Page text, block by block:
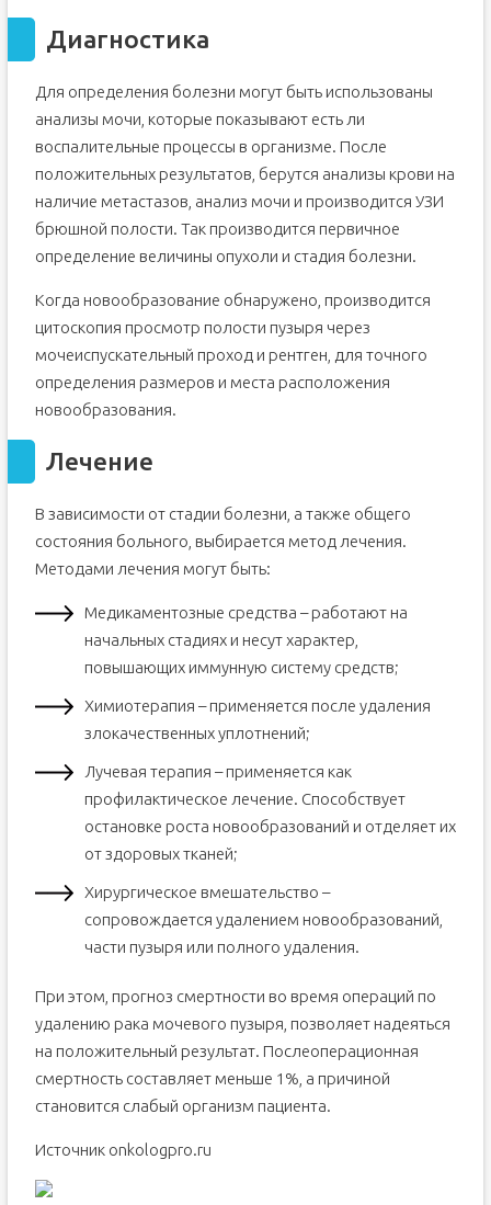
Диагностика
Для определения болезни могут быть использованы
анализы мочи, которые показывают есть ли
воспалительные процессы в организме. После
положительных результатов, берутся анализы крови на
наличие метастазов, анализ мочи и производится УЗИ
брюшной полости. Так производится первичное
определение величины опухоли и стадия болезни.
Когда новообразование обнаружено, производится
цитоскопия просмотр полости пузыря через
мочеиспускательный проход и рентген, для точного
определения размеров и места расположения
новообразования.
Лечение
В зависимости от стадии болезни, а также общего
состояния больного, выбирается метод лечения.
Методами лечения могут быть:
Медикаментозные средства – работают на
начальных стадиях и несут характер,
повышающих иммунную систему средств;
Химиотерапия – применяется после удаления
злокачественных уплотнений;
Лучевая терапия – применяется как
профилактическое лечение. Способствует
остановке роста новообразований и отделяет их
от здоровых тканей;
Хирургическое вмешательство –
сопровождается удалением новообразований,
части пузыря или полного удаления.
При этом, прогноз смертности во время операций по
удалению рака мочевого пузыря, позволяет надеяться
на положительный результат. Послеоперационная
смертность составляет меньше 1%, а причиной
становится слабый организм пациента.
Источник onkologpro.ru